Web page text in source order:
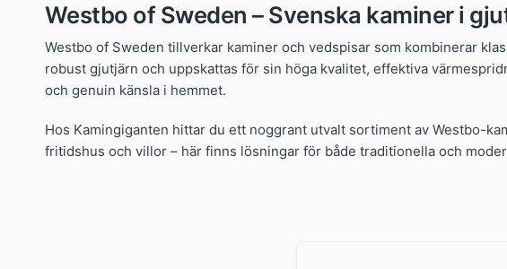
Westbo of Sweden – Svenska kaminer i
Westbo of Sweden tillverkar kaminer och vedspisar som kombinerar
robust gjutjärn och uppskattas för sin höga kvalitet, effektiva
och genuin känsla i hemmet.
Hos Kamingiganten hittar du ett noggrant utvalt sortiment av Westbo-
fritidshus och villor – här finns lösningar för både traditionella och